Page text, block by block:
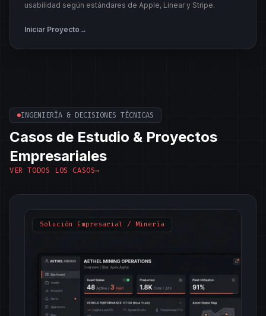
usabilidad según estándares de Apple, Linear y Stripe.
Iniciar Proyecto →
INGENIERÍA & DECISIONES TÉCNICAS
Casos de Estudio & Proyectos
Empresariales
VER TODOS LOS CASOS→
Solución Empresarial / Minería